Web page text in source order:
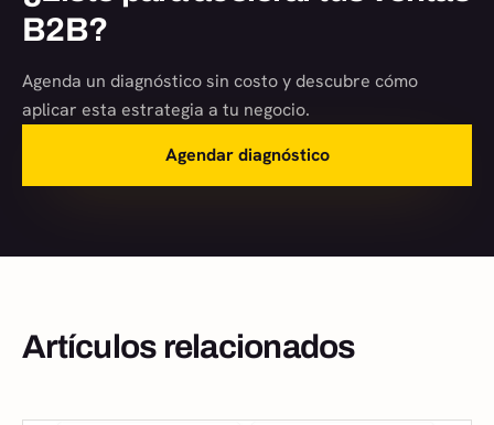
B2B?
Agenda un diagnóstico sin costo y descubre cómo
aplicar esta estrategia a tu negocio.
Agendar diagnóstico
Artículos relacionados